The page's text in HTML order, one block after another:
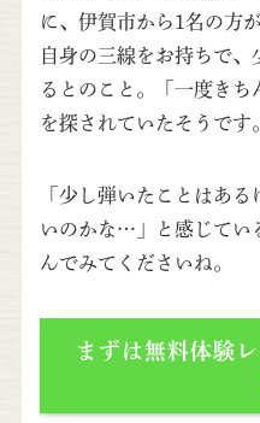
に、伊賀市から1名の方
自身の三線をお持ちで
るとのこと。「一度き
を探されていたそうです。
「少し弾いたことはあ
いのかな…」と感じてい
んでみてくださいね。
まずは無料体験